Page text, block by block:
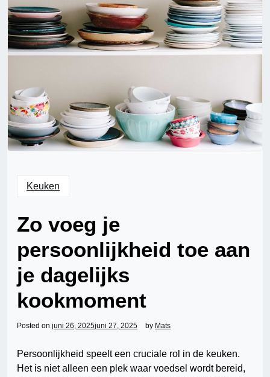
Keuken
Zo voeg je
persoonlijkheid toe aan
je dagelijks
kookmoment
Posted on juni 26, 2025juni 27, 2025 by Mats
Persoonlijkheid speelt een cruciale rol in de keuken.
Het is niet alleen een plek waar voedsel wordt bereid,